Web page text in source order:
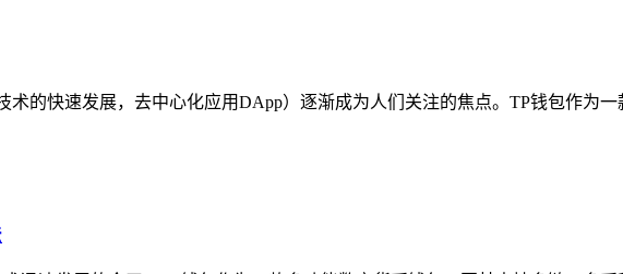
的快速发展，去中心化应用DApp）逐渐成为人们关注的焦点。TP钱包作为